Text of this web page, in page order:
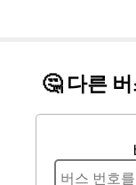
🤔 다른